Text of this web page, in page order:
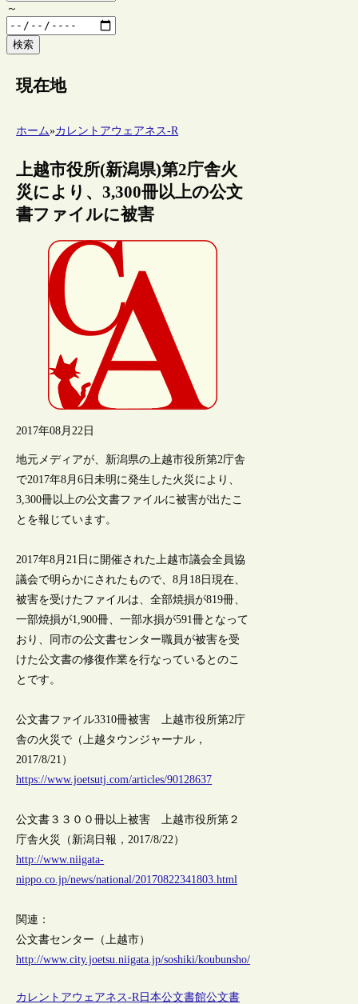
～
検索
現在地
ホーム»カレントアウェアネス-R
上越市役所(新潟県)第2庁舎火
災により、3,300冊以上の公文
書ファイルに被害
2017年08月22日
地元メディアが、新潟県の上越市役所第2庁舎
で2017年8月6日未明に発生した火災により、
3,300冊以上の公文書ファイルに被害が出たこ
とを報じています。
2017年8月21日に開催された上越市議会全員協
議会で明らかにされたもので、8月18日現在、
被害を受けたファイルは、全部焼損が819冊、
一部焼損が1,900冊、一部水損が591冊となって
おり、同市の公文書センター職員が被害を受
けた公文書の修復作業を行なっているとのこ
とです。
公文書ファイル3310冊被害 上越市役所第2庁
舎の火災で（上越タウンジャーナル，
2017/8/21）
https://www.joetsutj.com/articles/90128637
公文書３３００冊以上被害 上越市役所第２
庁舎火災（新潟日報，2017/8/22）
http://www.niigata-
nippo.co.jp/news/national/20170822341803.html
関連：
公文書センター（上越市）
http://www.city.joetsu.niigata.jp/soshiki/koubunsho/
カレントアウェアネス-R 日本公文書館公文書